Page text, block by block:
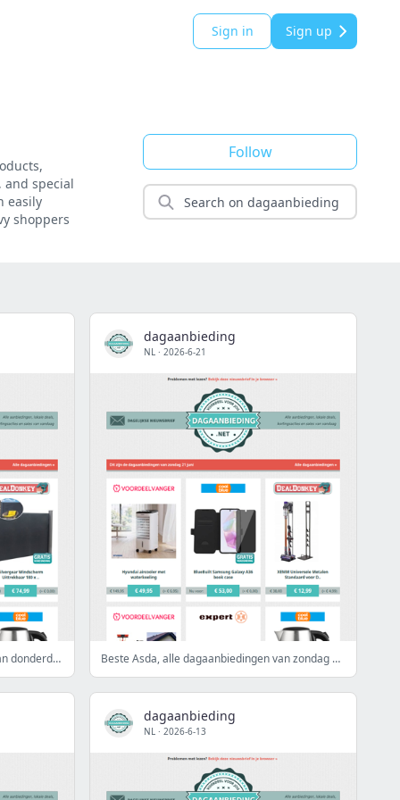
Sign in Sign up
special
easily
shoppers
Follow
Beste Asda, alle dagaanbiedingen van donderdag 18 juni
dagaanbieding
NL · 2026-6-21
Beste Asda, alle dagaanbiedingen van zondag 21 juni
dagaanbieding
NL · 2026-6-13